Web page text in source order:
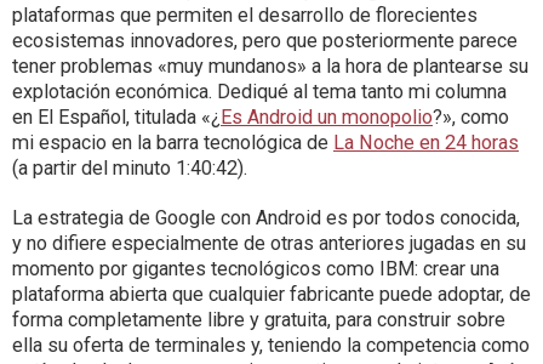
plataformas que permiten el desarrollo de florecientes
ecosistemas innovadores, pero que posteriormente parece
tener problemas «muy mundanos» a la hora de plantearse su
explotación económica. Dediqué al tema tanto mi columna
en El Español, titulada «¿ Es Android un monopolio?», como
mi espacio en la barra tecnológica de La Noche en 24 horas
(a partir del minuto 1:40:42).
La estrategia de Google con Android es por todos conocida,
y no difiere especialmente de otras anteriores jugadas en su
momento por gigantes tecnológicos como IBM: crear una
plataforma abierta que cualquier fabricante puede adoptar, de
forma completamente libre y gratuita, para construir sobre
ella su oferta de terminales y, teniendo la competencia como